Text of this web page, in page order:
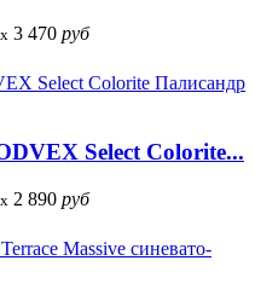
x 3 470 руб
Select Colorite...
x 2 890 руб